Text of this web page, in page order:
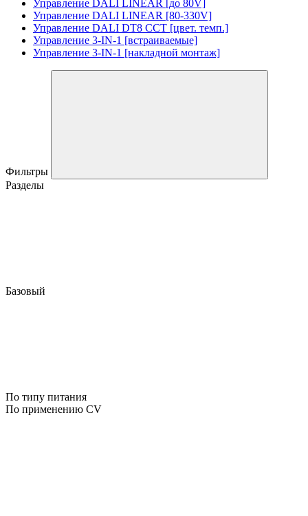
Управление DALI LINEAR [до 80V]
Управление DALI LINEAR [80-330V]
Управление DALI DT8 CCT [цвет. темп.]
Управление 3-IN-1 [встраиваемые]
Управление 3-IN-1 [накладной монтаж]
Фильтры
Разделы
Базовый
По типу питания
По применению CV